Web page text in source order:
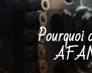
Pourquoi